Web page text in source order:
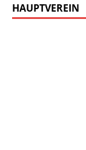
HAUPTVEREIN